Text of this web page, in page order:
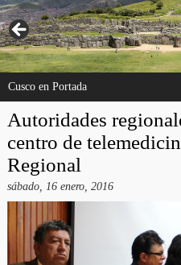
Cusco en Portada
Autoridades
centro de
Regional
sábado, 16 enero, 2016